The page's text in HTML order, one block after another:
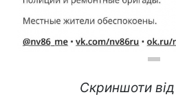
Скриншоти